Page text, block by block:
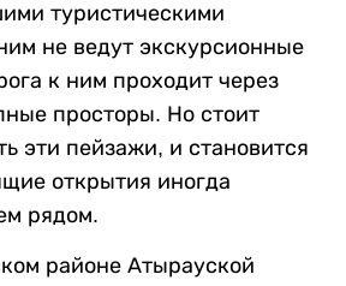
туристическими
не ведут экскурсионные
к ним проходит через
просторы. Но стоит
эти пейзажи, и становится
открытия иногда
рядом.
районе Атырауской